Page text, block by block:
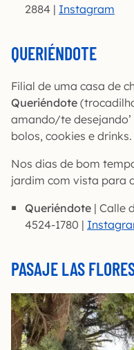
2884 | Instagram
QUERIÉNDOTE
Filial de uma casa de
Queriéndote
amando/te desejando’
bolos, cookies e drinks.
Nos dias de bom
jardim com vista para
Queriéndote | Calle
4524-1780 |
PASAJE LAS